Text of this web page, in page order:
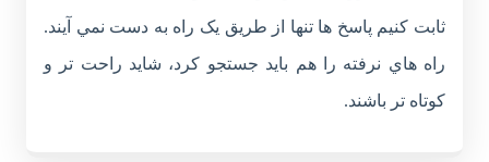
ثابت کنيم پاسخ ها تنها از طريق يک راه به دست نمي آيند.
راه هاي نرفته را هم بايد جستجو کرد، شايد راحت تر و
کوتاه تر باشند.